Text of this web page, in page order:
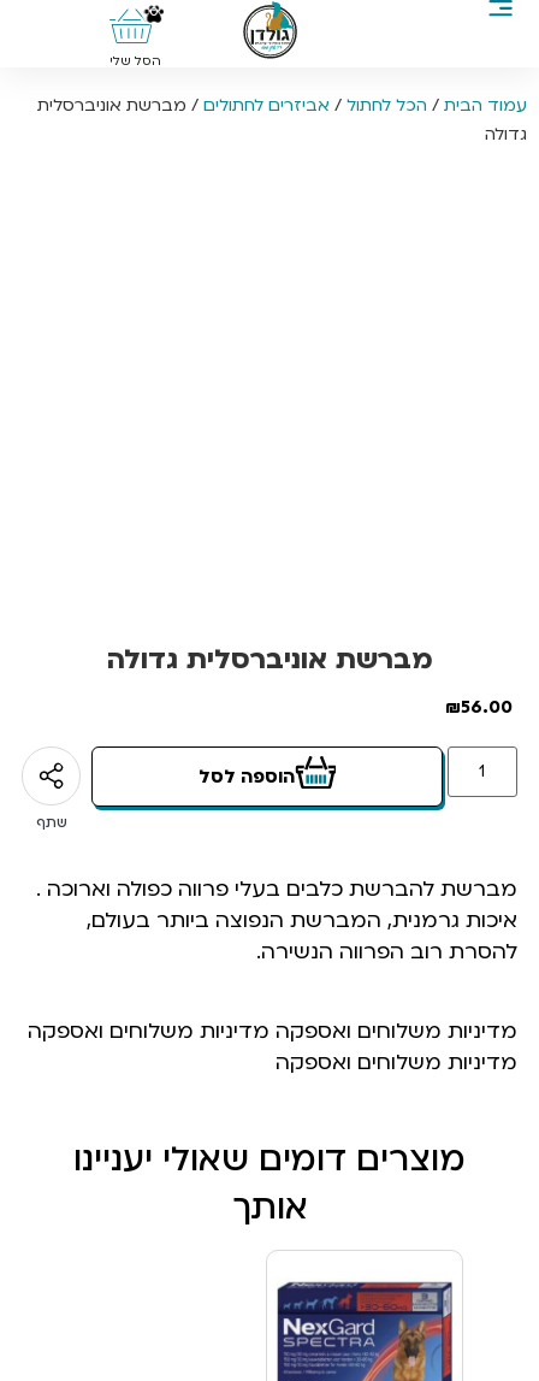
0
הסל שלי
עמוד הבית / הכל לחתול / אביזרים לחתולים / מברשת אוניברסלית
גדולה
מברשת אוניברסלית גדולה
56.00
₪
הוספה לסל
שתף
מברשת להברשת כלבים בעלי פרווה כפולה וארוכה .
איכות גרמנית, המברשת הנפוצה ביותר בעולם,
להסרת רוב הפרווה הנשירה.
מדיניות משלוחים ואספקה מדיניות משלוחים ואספקה
מדיניות משלוחים ואספקה
מוצרים דומים שאולי יעניינו
אותך